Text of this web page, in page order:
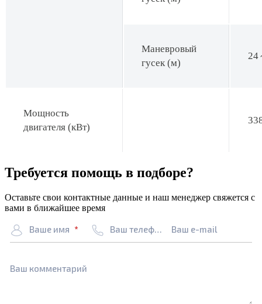
Маневровый
гусек (м)
24
Мощность
двигателя (кВт)
Требуется помощь в подборе?
Оставьте свои контактные данные и наш менеджер свяжется с
вами в ближайшее время
Ваше имя Ваш телефон Ваш e-mail
Ваш комментарий